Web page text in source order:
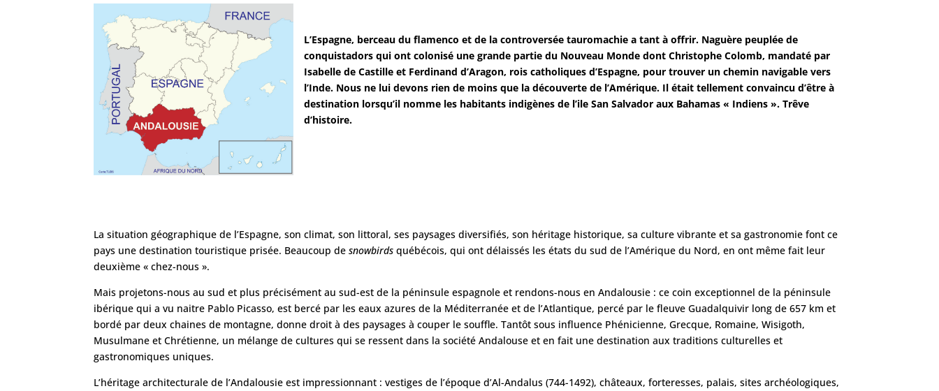
L’Espagne, berceau du flamenco et de la controversée tauromachie a tant à offrir. Naguère peuplée de
conquistadors qui ont colonisé une grande partie du Nouveau Monde dont Christophe Colomb, mandaté par
Isabelle de Castille et Ferdinand d’Aragon, rois catholiques d’Espagne, pour trouver un chemin navigable vers
l’Inde. Nous ne lui devons rien de moins que la découverte de l’Amérique. Il était tellement convaincu d’être à
destination lorsqu’il nomme les habitants indigènes de l’ile San Salvador aux Bahamas « Indiens ». Trêve
d’histoire.
La situation géographique de l’Espagne, son climat, son littoral, ses paysages diversifiés, son héritage historique, sa culture vibrante et sa gastronomie font ce
pays une destination touristique prisée. Beaucoup desnowbirds québécois, qui ont délaissés les états du sud de l’Amérique du Nord, en ont même fait leur
deuxième « chez-nous ».
Mais projetons-nous au sud et plus précisément au sud-est de la péninsule espagnole et rendons-nous en Andalousie : ce coin exceptionnel de la péninsule
ibérique qui a vu naitre Pablo Picasso, est bercé par les eaux azures de la Méditerranée et de l’Atlantique, percé par le fleuve Guadalquivir long de 657 km et
bordé par deux chaines de montagne, donne droit à des paysages à couper le souffle. Tantôt sous influence Phénicienne, Grecque, Romaine, Wisigoth,
Musulmane et Chrétienne, un mélange de cultures qui se ressent dans la société Andalouse et en fait une destination aux traditions culturelles et
gastronomiques uniques.
L’héritage architecturale de l’Andalousie est impressionnant : vestiges de l’époque d’Al-Andalus (744-1492), châteaux, forteresses, palais, sites archéologiques,